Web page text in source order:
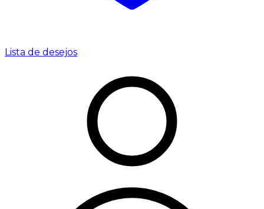
Lista de desejos